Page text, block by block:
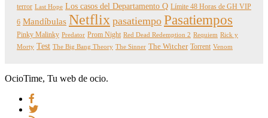
terror Last Hope Los casos del Departamento Q Límite 48 Horas de GH VIP
6 Mandíbulas Netflix pasatiempo Pasatiempos
Pinky Malinky Predator Prom Night Red Dead Redemption 2 Requiem Rick y
Morty Test The Big Bang Theory The Sinner The Witcher Torrent Venom
OcioTime, Tu web de ocio.